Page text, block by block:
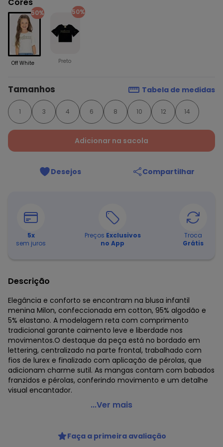
Cores
50%
Off White
50%
Preto
Tamanhos Tabela de medidas
1 3 4 6 8 10 12 14
Adicionar na sacola
Desejos Compartilhar
5x
sem juros
Preços Exclusivos
no App
Troca
Grátis
Descrição
Elegância e conforto se encontram na blusa infantil
menina Milon, confeccionada em cotton, 95% algodão e
5% elastano. A modelagem reta com comprimento
tradicional garante caimento leve e liberdade nos
movimentos.O destaque da peça está no bordado em
lettering, centralizado na parte frontal, trabalhado com
fios de lurex e finalizado com aplicação de pérolas, que
adicionam charme sutil. As mangas contam com babados
franzidos e pérolas, conferindo movimento e um detalhe
visual encantador.
Milon - Blusa Infantil Menina Pérolas Off White
Modelagem: Ampla
Comprimento da Manga: Curta
...Ver mais
Faça a primeira avaliação